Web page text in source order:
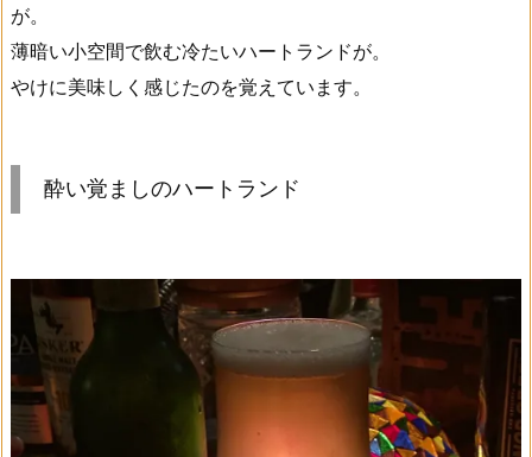
が。
薄暗い小空間で飲む冷たいハートランドが。
やけに美味しく感じたのを覚えています。
酔い覚ましのハートランド